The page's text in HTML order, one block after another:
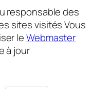
responsable des
sites visités Vous
leWebmaster
à jour